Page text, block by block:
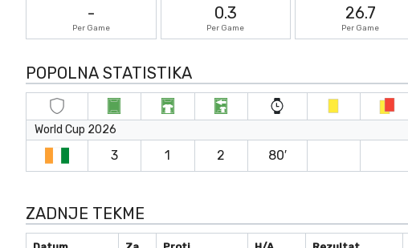
-
Per Game
0.3
Per Game
26.7
Per Game
POPOLNA STATISTIKA
World Cup 2026
3 1 2 80′
ZADNJE TEKME